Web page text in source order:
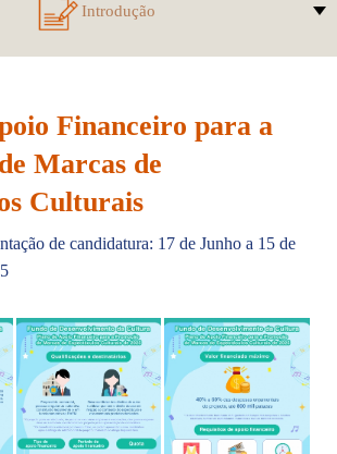
Introdução
Financeiro para a
Marcas de
Culturais
de candidatura: 17 de Junho a 15 de